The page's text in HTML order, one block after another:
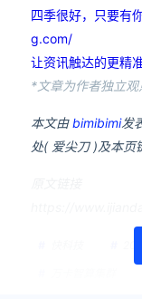
四季很好，只要有
g.com/
让资讯触达的更精
*文章为作者独立
本文由bimibimi发
处( 爱尖刀 )及本页